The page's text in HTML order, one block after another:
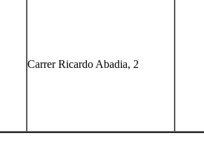
Carrer Ricardo Abadia, 2